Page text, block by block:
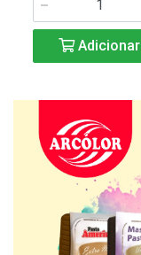
Adicionar